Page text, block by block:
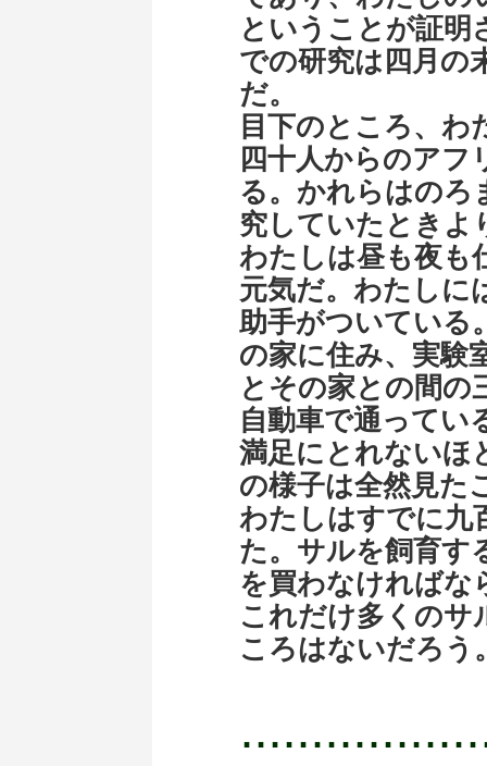
ということが証明
での研究は四月の
だ。
目下のところ、わ
四十人からのアフ
る。かれらはのろ
究していたときよ
わたしは昼も夜も
元気だ。わたしに
助手がついている
の家に住み、実験
とその家との間の
自動車で通ってい
満足にとれないほ
の様子は全然見た
わたしはすでに九
た。サルを飼育す
を買わなければな
これだけ多くのサ
ころはないだろう
････････････････